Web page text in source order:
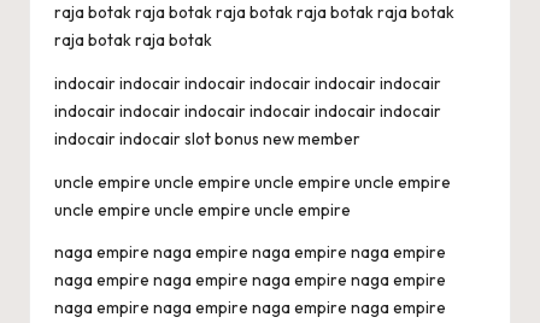
raja botakraja botakraja botakraja botakraja botak
raja botakraja botak
indocairindocairindocairindocairindocairindocair
indocairindocairindocairindocairindocairindocair
indocairindocairslot bonus new member
uncle empire uncle empire uncle empire uncle empire
uncle empire uncle empire uncle empire
naga empire naga empire naga empire naga empire
naga empire naga empire naga empire naga empire
naga empire naga empire naga empire naga empire